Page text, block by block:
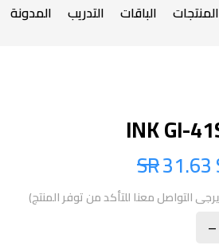
الباقات التدريب المدونة
INK GI-
31.63
التواصل معنا للتأكد من توفر المنتج)
-